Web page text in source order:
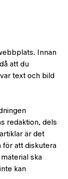
Innan
att du
text och bild
redaktion, dels
är det
för att diskutera
ska
kan